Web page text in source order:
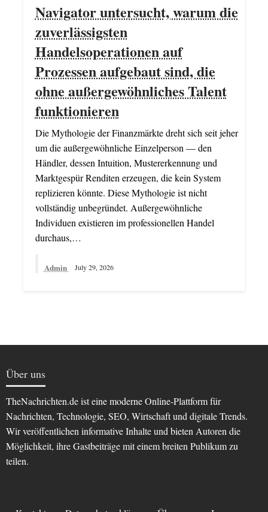
Navigator untersucht, warum die
zuverlässigsten
Handelsoperationen auf
Prozessen aufgebaut sind, die
ohne außergewöhnliches Talent
funktionieren
Die Mythologie der Finanzmärkte dreht sich seit jeher
um die außergewöhnliche Einzelperson — den
Händler, dessen Intuition, Mustererkennung und
Marktgespür Renditen erzeugen, die kein System
replizieren könnte. Diese Mythologie ist nicht
vollständig unbegründet. Außergewöhnliche
Individuen existieren im professionellen Handel
durchaus,…
Admin July 29, 2026
Über uns
TheNachrichten.de ist eine moderne Online-Plattform für
Nachrichten, Technologie, SEO, Wirtschaft und digitale Trends.
Wir veröffentlichen informative Inhalte und bieten Autoren die
Möglichkeit, ihre Gastbeiträge mit einem breiten Publikum zu
teilen.